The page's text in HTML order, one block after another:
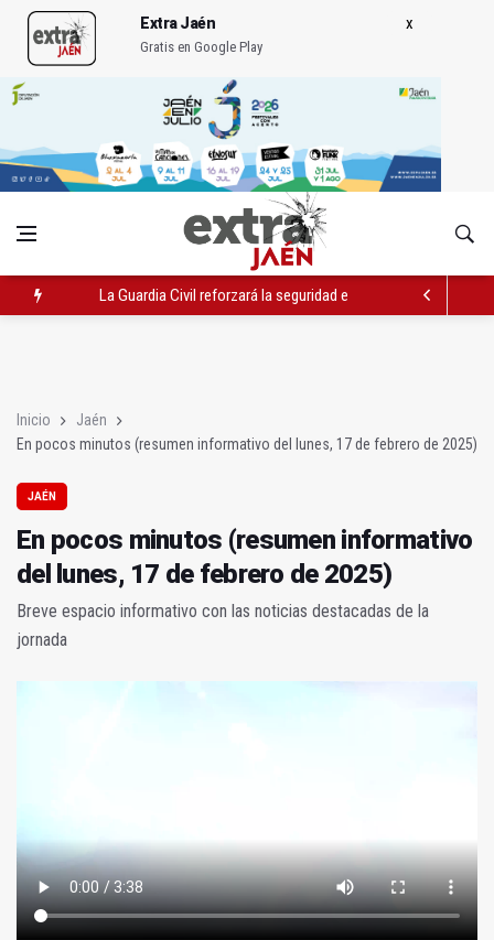
Extra Jaén
Gratis en Google Play
La Guardia Civil reforzará la seguridad el 12 de agosto por el
Inicio
Jaén
En pocos minutos (resumen informativo del lunes, 17 de febrero de 2025)
JAÉN
En pocos minutos (resumen informativo
del lunes, 17 de febrero de 2025)
Breve espacio informativo con las noticias destacadas de la
jornada